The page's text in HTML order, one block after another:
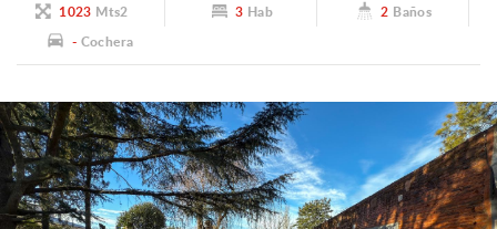
1023 Mts2 3 Hab 2 Baños
- Cochera